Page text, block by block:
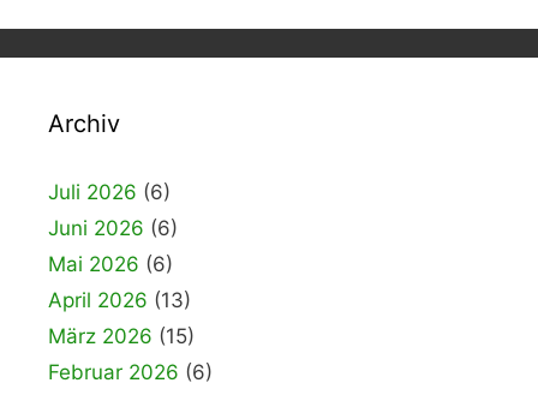
Archiv
Juli 2026 (6)
Juni 2026 (6)
Mai 2026 (6)
April 2026 (13)
März 2026 (15)
Februar 2026 (6)